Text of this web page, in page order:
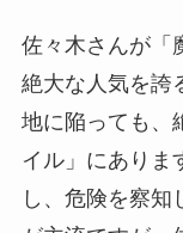
佐々木さんが「
絶大な人気を誇
地に陥っても、
イル」にありま
し、危険を察知